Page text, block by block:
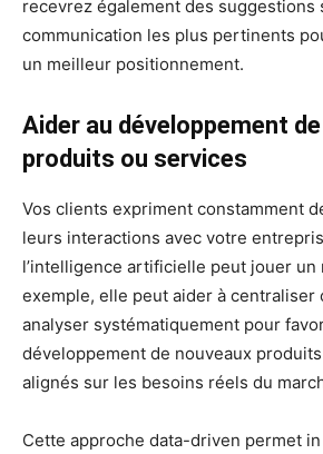
recevrez également des suggestions
communication les plus pertinents
un meilleur positionnement.
Aider au développement
produits ou services
Vos clients expriment constamment
leurs interactions avec votre
l’intelligence artificielle peut jouer un
exemple, elle peut aider à centraliser
analyser systématiquement pour
développement de nouveaux
alignés sur les besoins réels du
Cette approche data-driven permet